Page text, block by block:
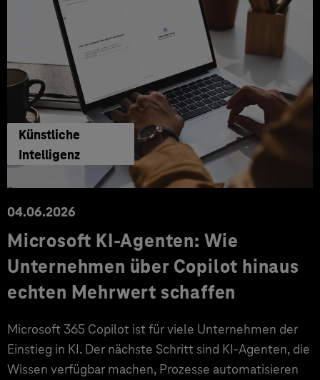
Künstliche
Intelligenz
04.06.2026
Microsoft KI-Agenten: Wie
Unternehmen über Copilot hinaus
echten Mehrwert schaffen
Microsoft 365 Copilot ist für viele Unternehmen der
Einstieg in KI. Der nächste Schritt sind KI-Agenten, die
Wissen verfügbar machen, Prozesse automatisieren